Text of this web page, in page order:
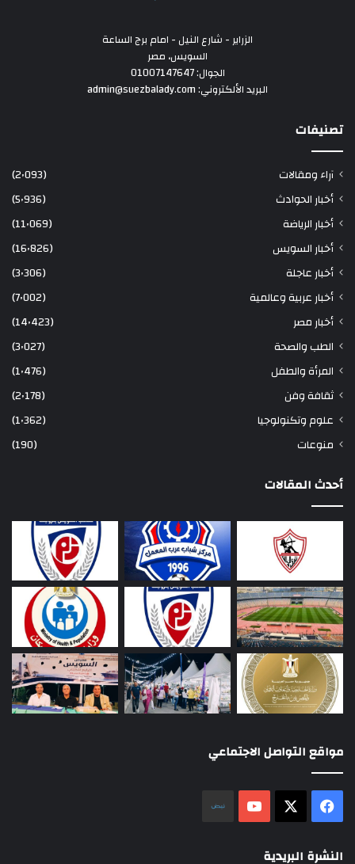
الزراير - شارع النيل - امام برج الساعة
السويس، مصر
الجوال: 01007147647
البريد الألكتروني: admin@suezbalady.com
تصنيفات
آراء ومقالات
(2٬093)
أخبار الحوادث
(5٬936)
أخبار الرياضة
(11٬069)
أخبار السويس
(16٬826)
أخبار عاجلة
(3٬306)
أخبار عربية وعالمية
(7٬002)
أخبار مصر
(14٬423)
الطب والصحة
(3٬027)
المرأة والطفل
(1٬476)
ثقافة وفن
(2٬178)
علوم وتكنولوجيا
(1٬362)
منوعات
(190)
أحدث المقالات
مواقع التواصل الاجتماعي
فيسبوك ‫YouTube
النشرة البريدية